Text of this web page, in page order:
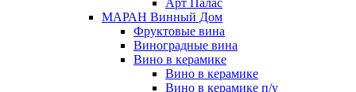
Арт Палас
МАРАН Винный Дом
Фруктовые вина
Виноградные вина
Вино в керамике
Вино в керамике
Вино в керамике п/у